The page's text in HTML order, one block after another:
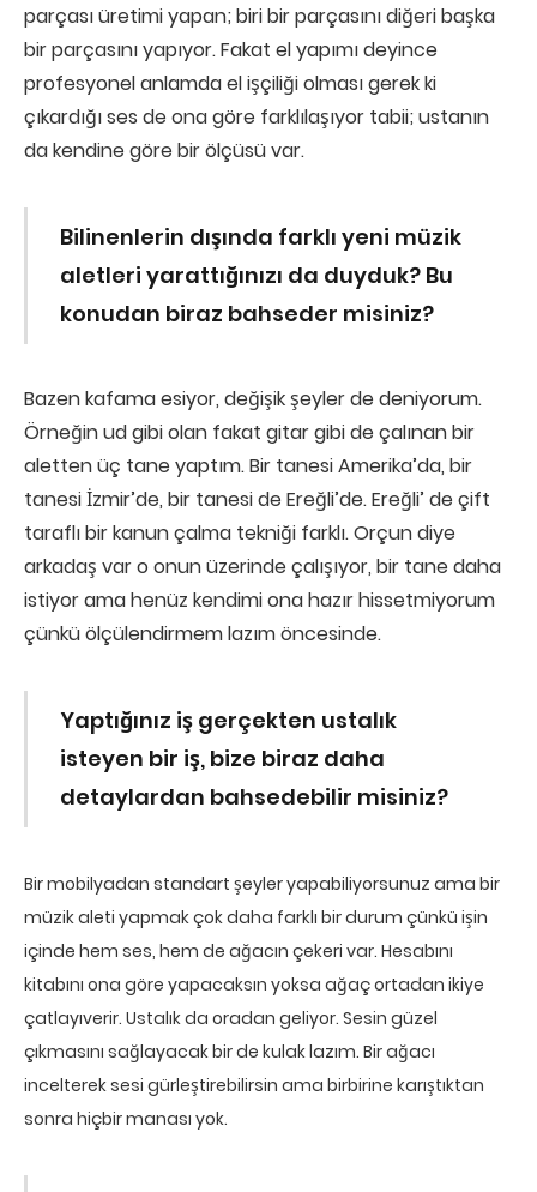
parçası üretimi yapan; biri bir parçasını diğeri başka
bir parçasını yapıyor. Fakat el yapımı deyince
profesyonel anlamda el işçiliği olması gerek ki
çıkardığı ses de ona göre farklılaşıyor tabii; ustanın
da kendine göre bir ölçüsü var.
Bilinenlerin dışında farklı yeni müzik
aletleri yarattığınızı da duyduk? Bu
konudan biraz bahseder misiniz?
Bazen kafama esiyor, değişik şeyler de deniyorum.
Örneğin ud gibi olan fakat gitar gibi de çalınan bir
aletten üç tane yaptım. Bir tanesi Amerika’da, bir
tanesi İzmir’de, bir tanesi de Ereğli’de. Ereğli’ de çift
taraflı bir kanun çalma tekniği farklı. Orçun diye
arkadaş var o onun üzerinde çalışıyor, bir tane daha
istiyor ama henüz kendimi ona hazır hissetmiyorum
çünkü ölçülendirmem lazım öncesinde.
Yaptığınız iş gerçekten ustalık
isteyen bir iş, bize biraz daha
detaylardan bahsedebilir misiniz?
Bir mobilyadan standart şeyler yapabiliyorsunuz ama bir
müzik aleti yapmak çok daha farklı bir durum çünkü işin
içinde hem ses, hem de ağacın çekeri var. Hesabını
kitabını ona göre yapacaksın yoksa ağaç ortadan ikiye
çatlayıverir. Ustalık da oradan geliyor. Sesin güzel
çıkmasını sağlayacak bir de kulak lazım. Bir ağacı
incelterek sesi gürleştirebilirsin ama birbirine karıştıktan
sonra hiçbir manası yok.